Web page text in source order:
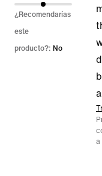
¿Recomendarías
este
producto?: No
a